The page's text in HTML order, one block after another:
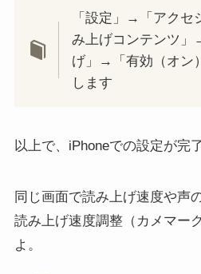
「設定」→「アク
み上げコンテンツ
げ」→「有効（オン
します
以上で、iPhoneでの設定が完
同じ画面で読み上げ速度や声
読み上げ速度調整（カメマー
よ。